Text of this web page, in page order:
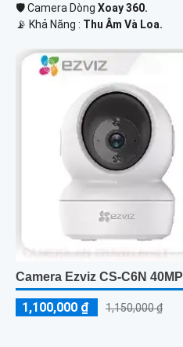
🛡 Camera Dòng Xoay 360.
️📡 Khả Năng : Thu Âm Và Loa.
Camera Ezviz CS-C6N 40MP
1,100,000 ₫ 1,150,000 ₫